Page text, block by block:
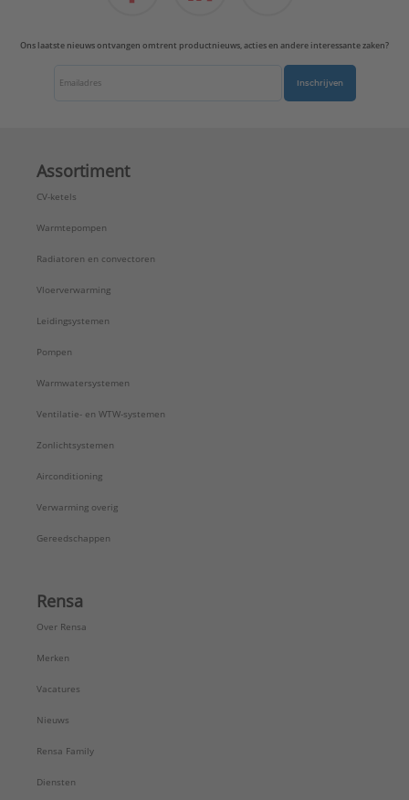
Type:
AL1969-2AT
Serie:
LS range
Ons laatste nieuws ontvangen omtrent productnieuws, acties en andere interessante zaken?
Inschrijven
Assortiment
CV-ketels
Warmtepompen
Radiatoren en convectoren
Vloerverwarming
Leidingsystemen
Pompen
Warmwatersystemen
Ventilatie- en WTW-systemen
Zonlichtsystemen
Airconditioning
Verwarming overig
Gereedschappen
Rensa
Over Rensa
Merken
Vacatures
Nieuws
Rensa Family
Diensten